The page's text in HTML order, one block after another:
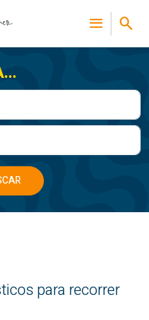
menu search
para recorrer